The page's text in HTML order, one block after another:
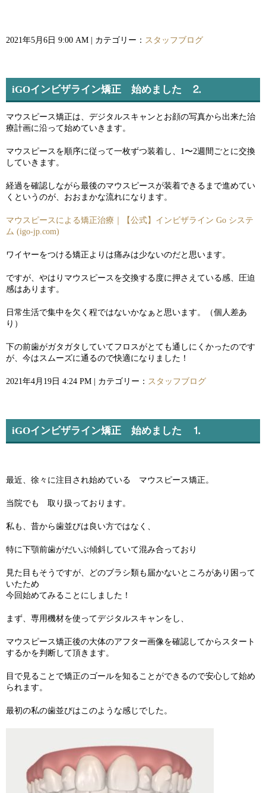
2021年5月6日 9:00 AM | カテゴリー： スタッフブログ
iGOインビザライン矯正 始めました ⒉
マウスピース矯正は、デジタルスキャンとお顔の写真から出来た治
療計画に沿って始めていきます。
マウスピースを順序に従って一枚ずつ装着し、1〜2週間ごとに交換
していきます。
経過を確認しながら最後のマウスピースが装着できるまで進めてい
くというのが、おおまかな流れになります。
マウスピースによる矯正治療｜【公式】インビザライン Go システ
ム (igo-jp.com)
ワイヤーをつける矯正よりは痛みは少ないのだと思います。
ですが、やはりマウスピースを交換する度に押さえている感、圧迫
感はあります。
日常生活で集中を欠く程ではないかなぁと思います。（個人差あ
り）
下の前歯がガタガタしていてフロスがとても通しにくかったのです
が、今はスムーズに通るので快適になりました！
2021年4月19日 4:24 PM | カテゴリー： スタッフブログ
iGOインビザライン矯正 始めました ⒈
最近、徐々に注目され始めている マウスピース矯正。
当院でも 取り扱っております。
私も、昔から歯並びは良い方ではなく、
特に下顎前歯がだいぶ傾斜していて混み合っており
見た目もそうですが、どのブラシ類も届かないところがあり困って
いたため
今回始めてみることにしました！
まず、専用機材を使ってデジタルスキャンをし、
マウスピース矯正後の大体のアフター画像を確認してからスタート
するかを判断して頂きます。
目で見ることで矯正のゴールを知ることができるので安心して始め
られます。
最初の私の歯並びはこのような感じでした。